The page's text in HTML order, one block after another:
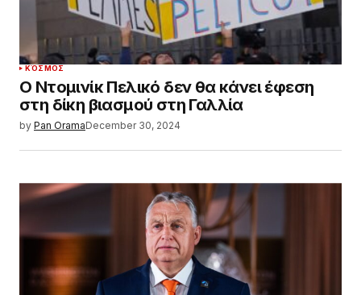
ΚΌΣΜΟΣ
Ο Ντομινίκ Πελικό δεν θα κάνει έφεση
στη δίκη βιασμού στη Γαλλία
by Pan OramaDecember 30, 2024